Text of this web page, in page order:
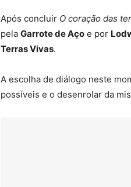
Após concluir O coração das
pela Garrote de Aço e por
Terras Vivas.
A escolha de diálogo neste
possíveis e o desenrolar da